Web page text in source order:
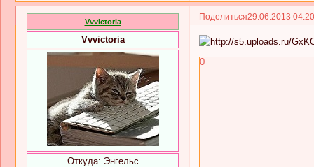
Поделиться29.06.2013
Vvvictoria
Vvvictoria
Откуда: Энгельс
0